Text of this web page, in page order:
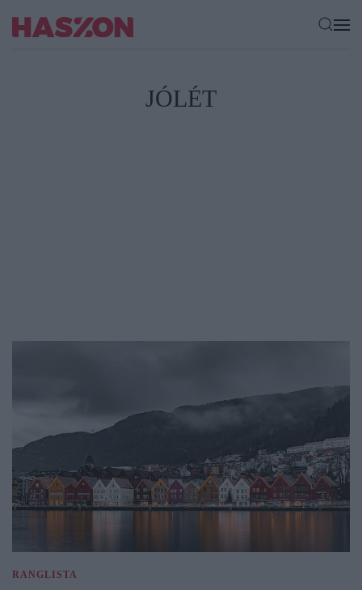
JÓLÉT
RANGLISTA